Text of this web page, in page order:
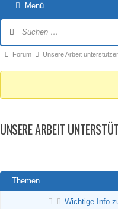
Menü
Navigation
Forum-
Du
hier:
Forum Unsere Arbeit
UNSERE ARBEIT
Themen
Wichtige Info